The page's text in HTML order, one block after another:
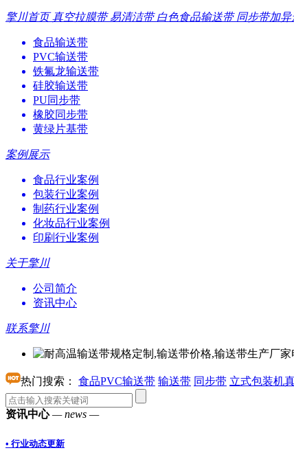
擎川首页 真空拉膜带 易清洁带 白色食品输送带 同步带加异
食品输送带
PVC输送带
铁氟龙输送带
硅胶输送带
PU同步带
橡胶同步带
黄绿片基带
案例展示
食品行业案例
包装行业案例
制药行业案例
化妆品行业案例
印刷行业案例
关于擎川
公司简介
资讯中心
联系擎川
热门搜索： 食品PVC输送带 输送带 同步带 立式包装机
资讯中心— news —
• 行业动态更新